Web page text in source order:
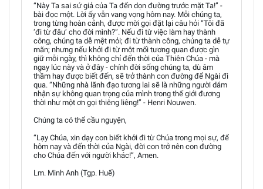
“Này Ta sai sứ giả của Ta đến dọn đường trước mặt Ta!” -
bài đọc một. Lời ấy vẫn vang vọng hôm nay. Mỗi chúng ta,
trong từng hoàn cảnh, được mời gọi đặt lại câu hỏi “Tôi đã
‘đi từ đâu’ cho đời mình?”. Nếu đi từ việc làm hay thành
công, chúng ta dễ mệt mỏi; đi từ thành công, chúng ta dễ tự
mãn; nhưng nếu khởi đi từ một mối tương quan được gìn
giữ mỗi ngày, thì không chỉ đến thời của Thiên Chúa - mà
ngay lúc này và ở đây - chính đời sống chúng ta, dù âm
thầm hay được biết đến, sẽ trở thành con đường để Ngài đi
qua. “Những nhà lãnh đạo tương lai sẽ là những người dám
nhận sự không quan trọng của mình trong thế giới đương
thời như một ơn gọi thiêng liêng!” - Henri Nouwen.
Chúng ta có thể cầu nguyện,
“Lạy Chúa, xin dạy con biết khởi đi từ Chúa trong mọi sự, để
hôm nay và đến thời của Ngài, đời con trở nên con đường
cho Chúa đến với người khác!”, Amen.
Lm. Minh Anh (Tgp. Huế)